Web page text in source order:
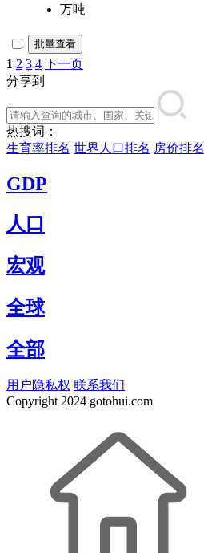
万吨
批量查看
1 2 3 4 下一页
分享到
热搜词：
生育率排名 世界人口排名 房价排名
GDP
人口
宏观
全球
全部
用户隐私权 联系我们
Copyright2024 gotohui.com